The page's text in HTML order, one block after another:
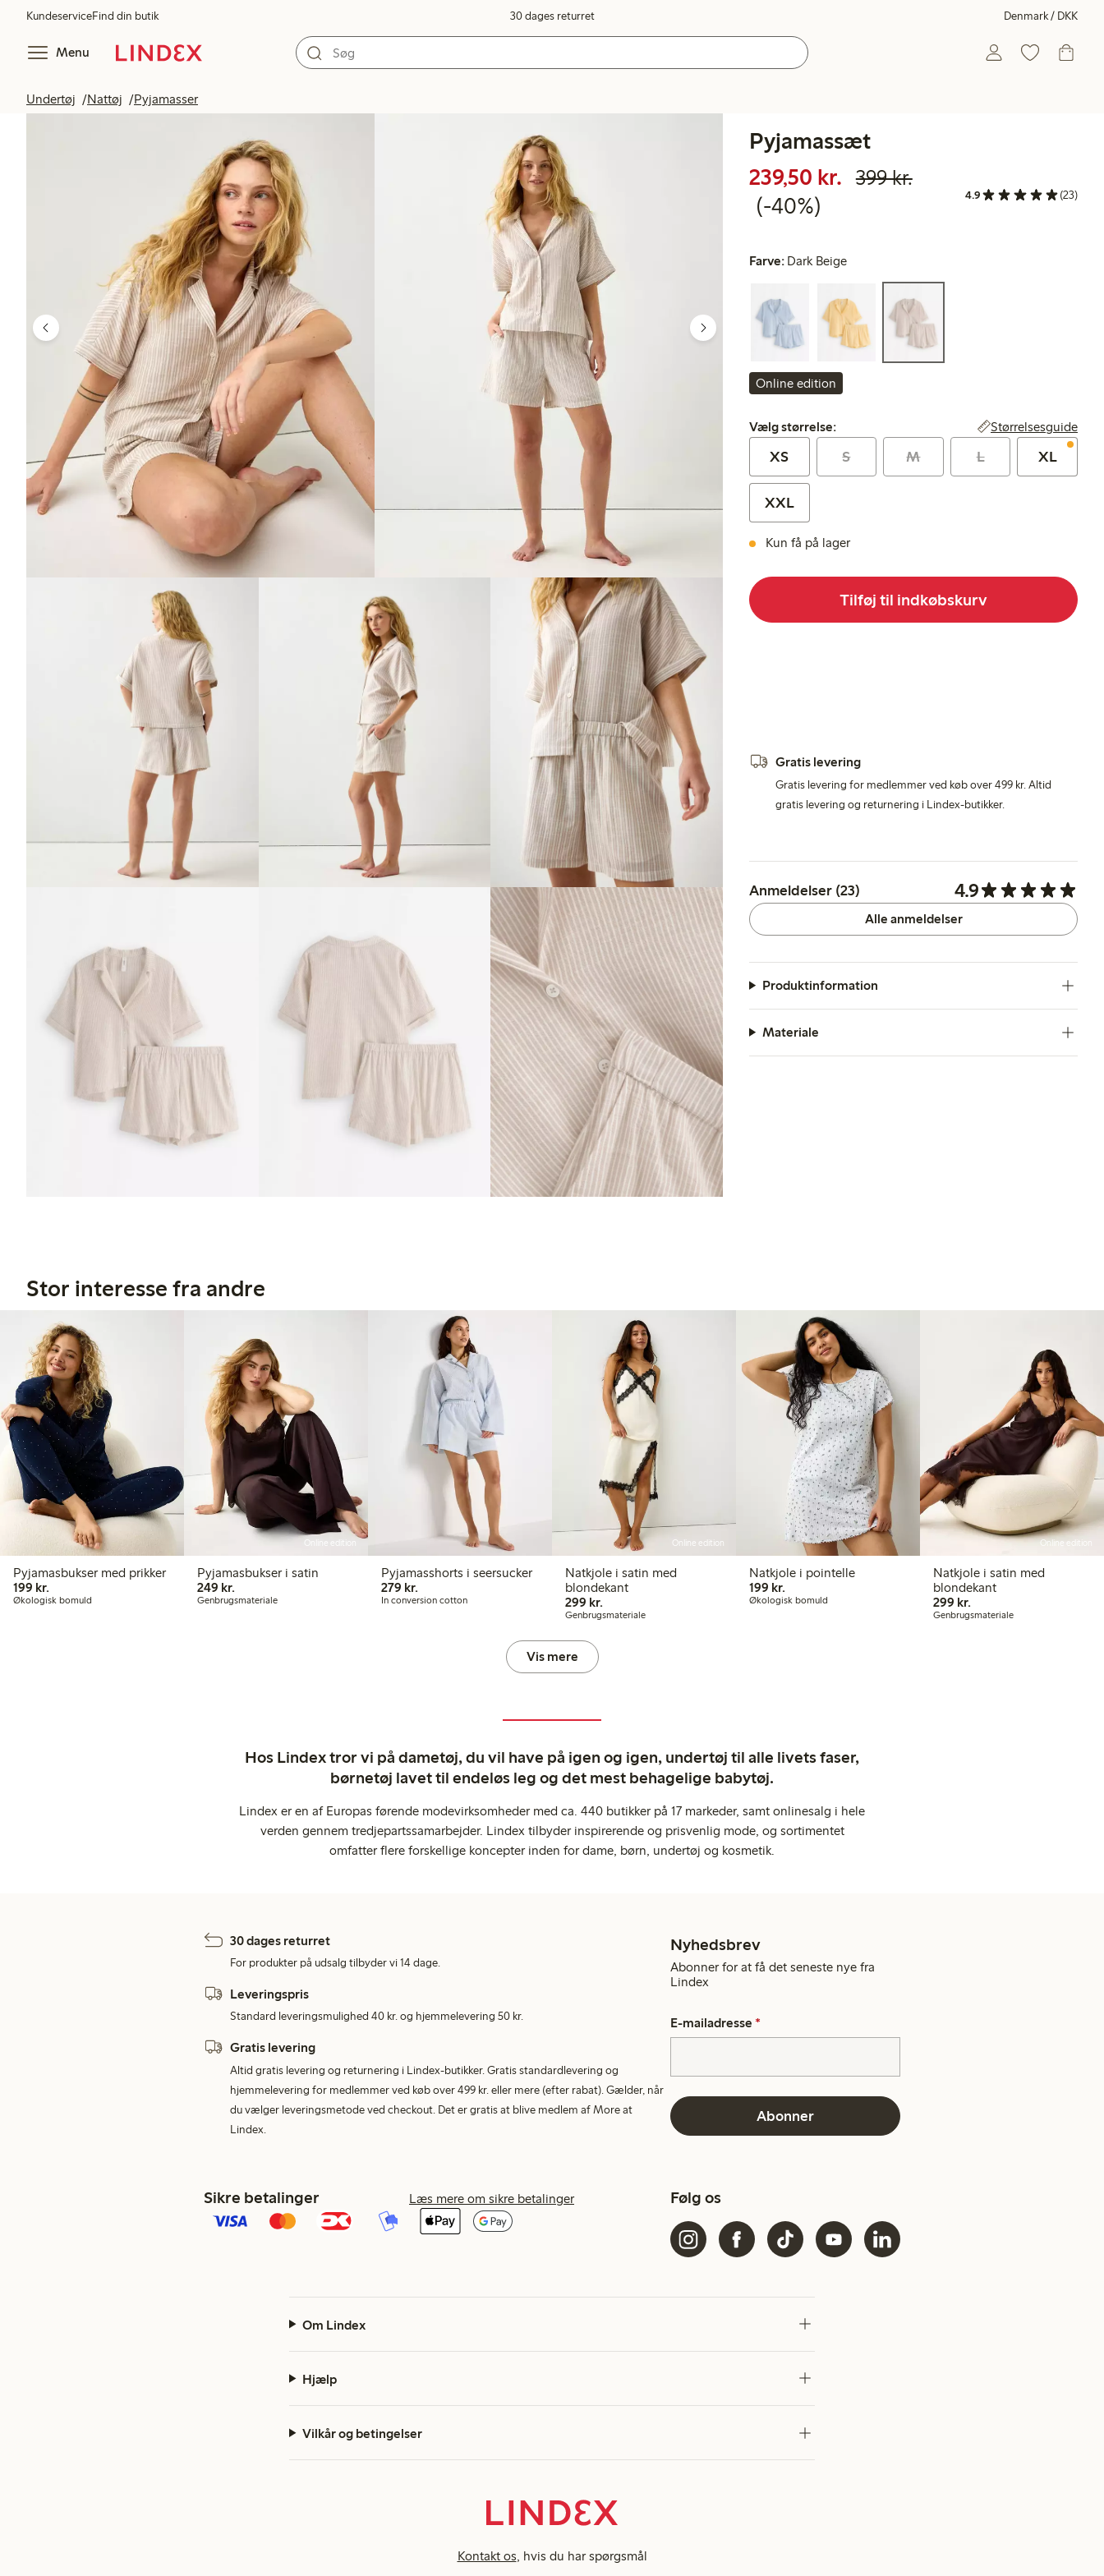
KundeserviceFind din butik 30 dages returret Denmark / DKK
Menu
Undertøj Nattøj Pyjamasser
Pyjamassæt
239,50 kr. Nedsat pris: 239,50 kr.
399 kr.Normalpris:
40 % rabat
(-40%)
4.9 (23)
Farve: Dark Beige
Online edition
Vælg størrelse:
Vælg størrelse: Størrelsesguide
XS S M L XL
XXL
Kun få på lager
Tilføj til indkøbskurv
Gratis levering
Gratis levering for medlemmer ved køb over 499 kr. Altid
gratis levering og returnering i Lindex-butikker.
Anmeldelser (23) 4.9
Alle anmeldelser
Produktinformation
Materiale
Stor interesse fra andre
Pyjamasbukser med prikker
199 kr.
Økologisk bomuld
Online edition
Pyjamasbukser i satin
249 kr.
Genbrugsmateriale
Pyjamasshorts i seersucker
279 kr.
In conversion cotton
Online edition
Natkjole i satin med
blondekant
299 kr.
Genbrugsmateriale
Natkjole i pointelle
199 kr.
Økologisk bomuld
Online edition
Natkjole i satin med
blondekant
299 kr.
Genbrugsmateriale
Vis mere
Hos Lindex tror vi på dametøj, du vil have på igen og igen, undertøj til alle livets faser,
børnetøj lavet til endeløs leg og det mest behagelige babytøj.
Lindex er en af Europas førende modevirksomheder med ca. 440 butikker på 17 markeder, samt onlinesalg i hele
verden gennem tredjepartssamarbejder. Lindex tilbyder inspirerende og prisvenlig mode, og sortimentet
omfatter flere forskellige koncepter inden for dame, børn, undertøj og kosmetik.
30 dages returret
For produkter på udsalg tilbyder vi 14 dage.
Leveringspris
Standard leveringsmulighed 40 kr. og hjemmelevering 50 kr.
Gratis levering
Altid gratis levering og returnering i Lindex-butikker. Gratis standardlevering og
hjemmelevering for medlemmer ved køb over 499 kr. eller mere (efter rabat). Gælder, når
du vælger leveringsmetode ved checkout. Det er gratis at blive medlem af More at
Lindex.
Nyhedsbrev
Abonner for at få det seneste nye fra
Lindex
E-mailadresse *
Abonner
Sikre betalinger Læs mere om sikre betalinger Følg os
Om Lindex
Hjælp
Vilkår og betingelser
Kontakt os, hvis du har spørgsmål